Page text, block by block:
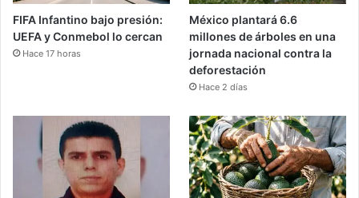
FIFA Infantino bajo presión:
UEFA y Conmebol lo cercan
Hace 17 horas
México plantará 6.6
millones de árboles en una
jornada nacional contra la
deforestación
Hace 2 días